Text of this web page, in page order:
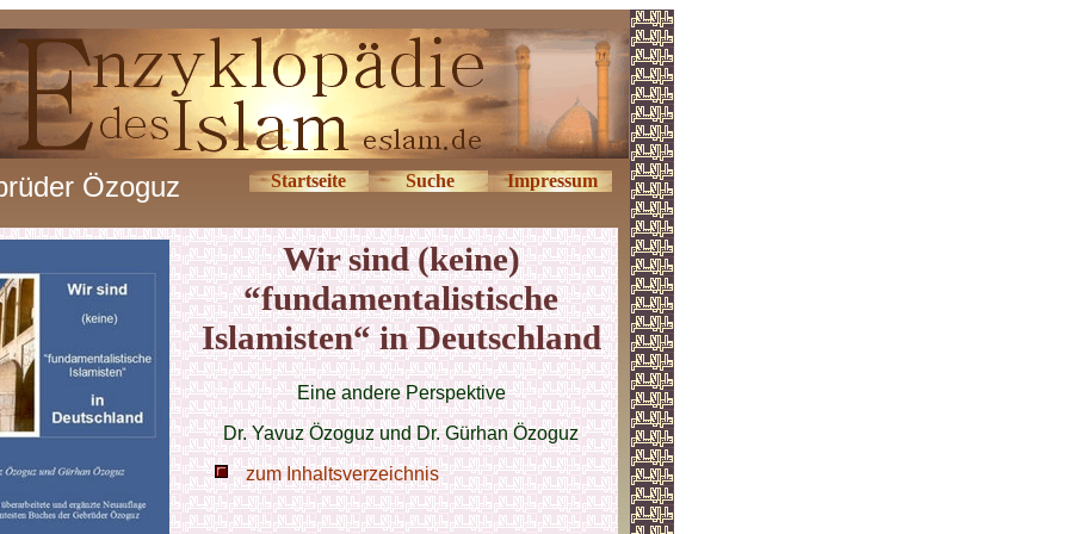
Özoguz Startseite Suche Impressum
Wir sind (keine)
“fundamentalistische
Islamisten“ in Deutschland
Eine andere Perspektive
Dr. Yavuz Özoguz und Dr. Gürhan Özoguz
zum Inhaltsverzeichnis